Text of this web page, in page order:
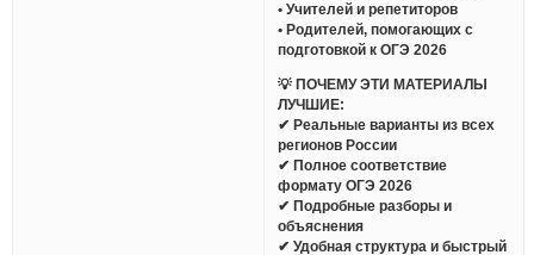
• Учителей и репетиторов
• Родителей, помогающих с
подготовкой к ОГЭ 2026
💡 ПОЧЕМУ ЭТИ МАТЕРИАЛЫ
ЛУЧШИЕ:
✔ Реальные варианты из всех
регионов России
✔ Полное соответствие
формату ОГЭ 2026
✔ Подробные разборы и
объяснения
✔ Удобная структура и быстрый